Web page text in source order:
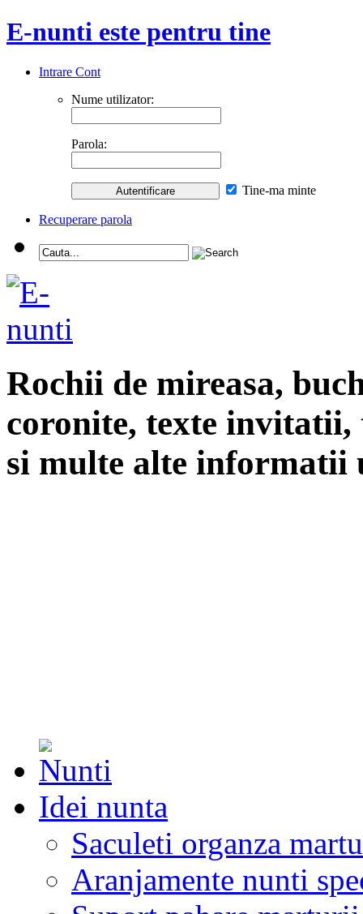
E-nunti este pentru tine
Intrare Cont
Nume utilizator:
Parola:
Tine-ma minte
Recuperare parola
Rochii de mireasa,
coronite, texte
si multe alte informatii
Idei nunta
Saculeti organza
Aranjamente nunti